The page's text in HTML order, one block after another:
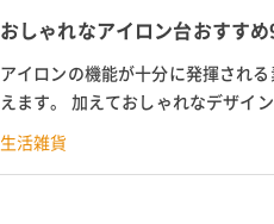
おしゃれなアイロン台おすす
アイロンの機能が十分に発揮され
えます。 加えておしゃれなデザイ
では、Amazonなどで買えるおしゃ
生活雑貨